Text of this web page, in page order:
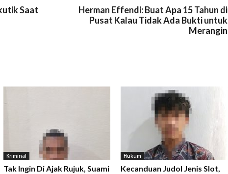
Saat
Herman Effendi: Buat Apa 15 Tahun di
Pusat Kalau Tidak Ada Bukti untuk
Merangin
Kriminal
Tak Ingin Di Ajak Rujuk, Suami
Hukum
Kecanduan Judol Jenis Slot,